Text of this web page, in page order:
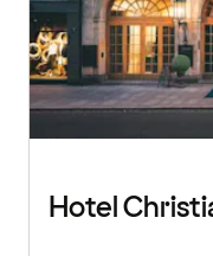
Hotel